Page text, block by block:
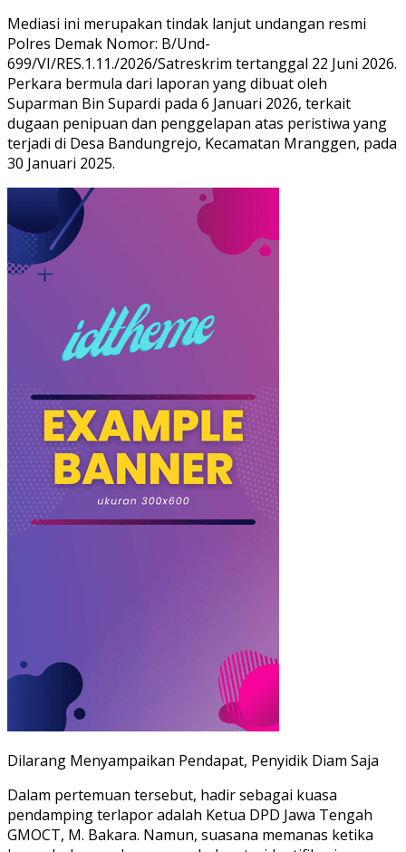
Mediasi ini merupakan tindak lanjut undangan resmi
Polres Demak Nomor: B/Und-
699/VI/RES.1.11./2026/Satreskrim tertanggal 22 Juni 2026.
Perkara bermula dari laporan yang dibuat oleh
Suparman Bin Supardi pada 6 Januari 2026, terkait
dugaan penipuan dan penggelapan atas peristiwa yang
terjadi di Desa Bandungrejo, Kecamatan Mranggen, pada
30 Januari 2025.
Dilarang Menyampaikan Pendapat, Penyidik Diam Saja
Dalam pertemuan tersebut, hadir sebagai kuasa
pendamping terlapor adalah Ketua DPD Jawa Tengah
GMOCT, M. Bakara. Namun, suasana memanas ketika